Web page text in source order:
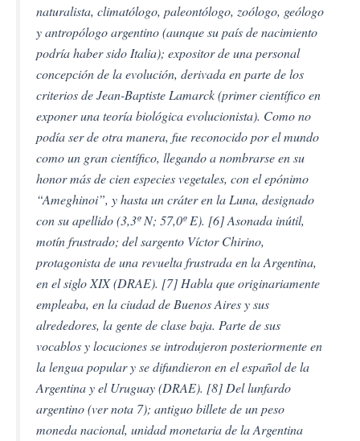
naturalista, climatólogo, paleontólogo, zoólogo, geólogo
y antropólogo argentino (aunque su país de nacimiento
podría haber sido Italia); expositor de una personal
concepción de la evolución, derivada en parte de los
criterios de Jean-Baptiste Lamarck (primer científico en
exponer una teoría biológica evolucionista). Como no
podía ser de otra manera, fue reconocido por el mundo
como un gran científico, llegando a nombrarse en su
honor más de cien especies vegetales, con el epónimo
“Ameghinoi”, y hasta un cráter en la Luna, designado
con su apellido (3,3º N; 57,0º E). [6] Asonada inútil,
motín frustrado; del sargento Víctor Chirino,
protagonista de una revuelta frustrada en la Argentina,
en el siglo XIX (DRAE). [7] Habla que originariamente
empleaba, en la ciudad de Buenos Aires y sus
alrededores, la gente de clase baja. Parte de sus
vocablos y locuciones se introdujeron posteriormente en
la lengua popular y se difundieron en el español de la
Argentina y el Uruguay (DRAE). [8] Del lunfardo
argentino (ver nota 7); antiguo billete de un peso
moneda nacional, unidad monetaria de la Argentina